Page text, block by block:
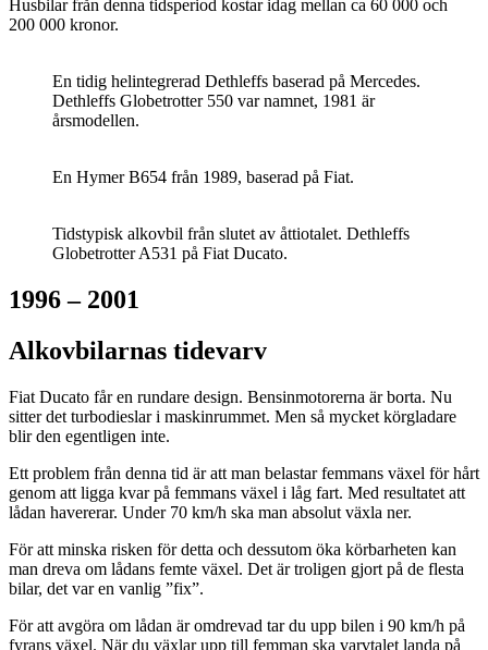
Husbilar från denna tidsperiod kostar idag mellan ca 60 000 och
200 000 kronor.
En tidig helintegrerad Dethleffs baserad på Mercedes.
Dethleffs Globetrotter 550 var namnet, 1981 är
årsmodellen.
En Hymer B654 från 1989, baserad på Fiat.
Tidstypisk alkovbil från slutet av åttiotalet. Dethleffs
Globetrotter A531 på Fiat Ducato.
1996 – 2001
Alkovbilarnas tidevarv
Fiat Ducato får en rundare design. Bensinmotorerna är borta. Nu
sitter det turbodieslar i maskinrummet. Men så mycket körgladare
blir den egentligen inte.
Ett problem från denna tid är att man belastar femmans växel för hårt
genom att ligga kvar på femmans växel i låg fart. Med resultatet att
lådan havererar. Under 70 km/h ska man absolut växla ner.
För att minska risken för detta och dessutom öka körbarheten kan
man dreva om lådans femte växel. Det är troligen gjort på de flesta
bilar, det var en vanlig ”fix”.
För att avgöra om lådan är omdrevad tar du upp bilen i 90 km/h på
fyrans växel. När du växlar upp till femman ska varvtalet landa på